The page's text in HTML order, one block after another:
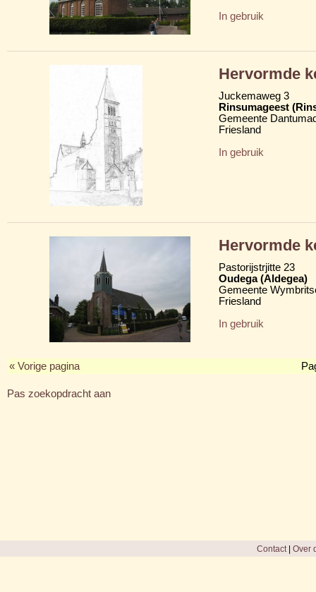
In gebruik
Hervormde
Juckemaweg 3
Rinsumageest
Gemeente
Friesland
In gebruik
Hervormde
Pastorijstrjitte 23
Oudega (Aldegea)
Gemeente
Friesland
In gebruik
« Vorige pagina
Pas zoekopdracht aan
Contact| Over